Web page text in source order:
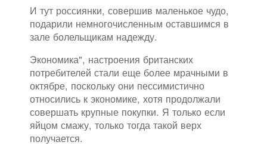
И тут россиянки, совершив маленькое чудо,
подарили немногочисленным оставшимся в
зале болельщикам надежду.
Экономика", настроения британских
потребителей стали еще более мрачными в
октябре, поскольку они пессимистично
относились к экономике, хотя продолжали
совершать крупные покупки. Я только если
яйцом смажу, только тогда такой верх
получается.